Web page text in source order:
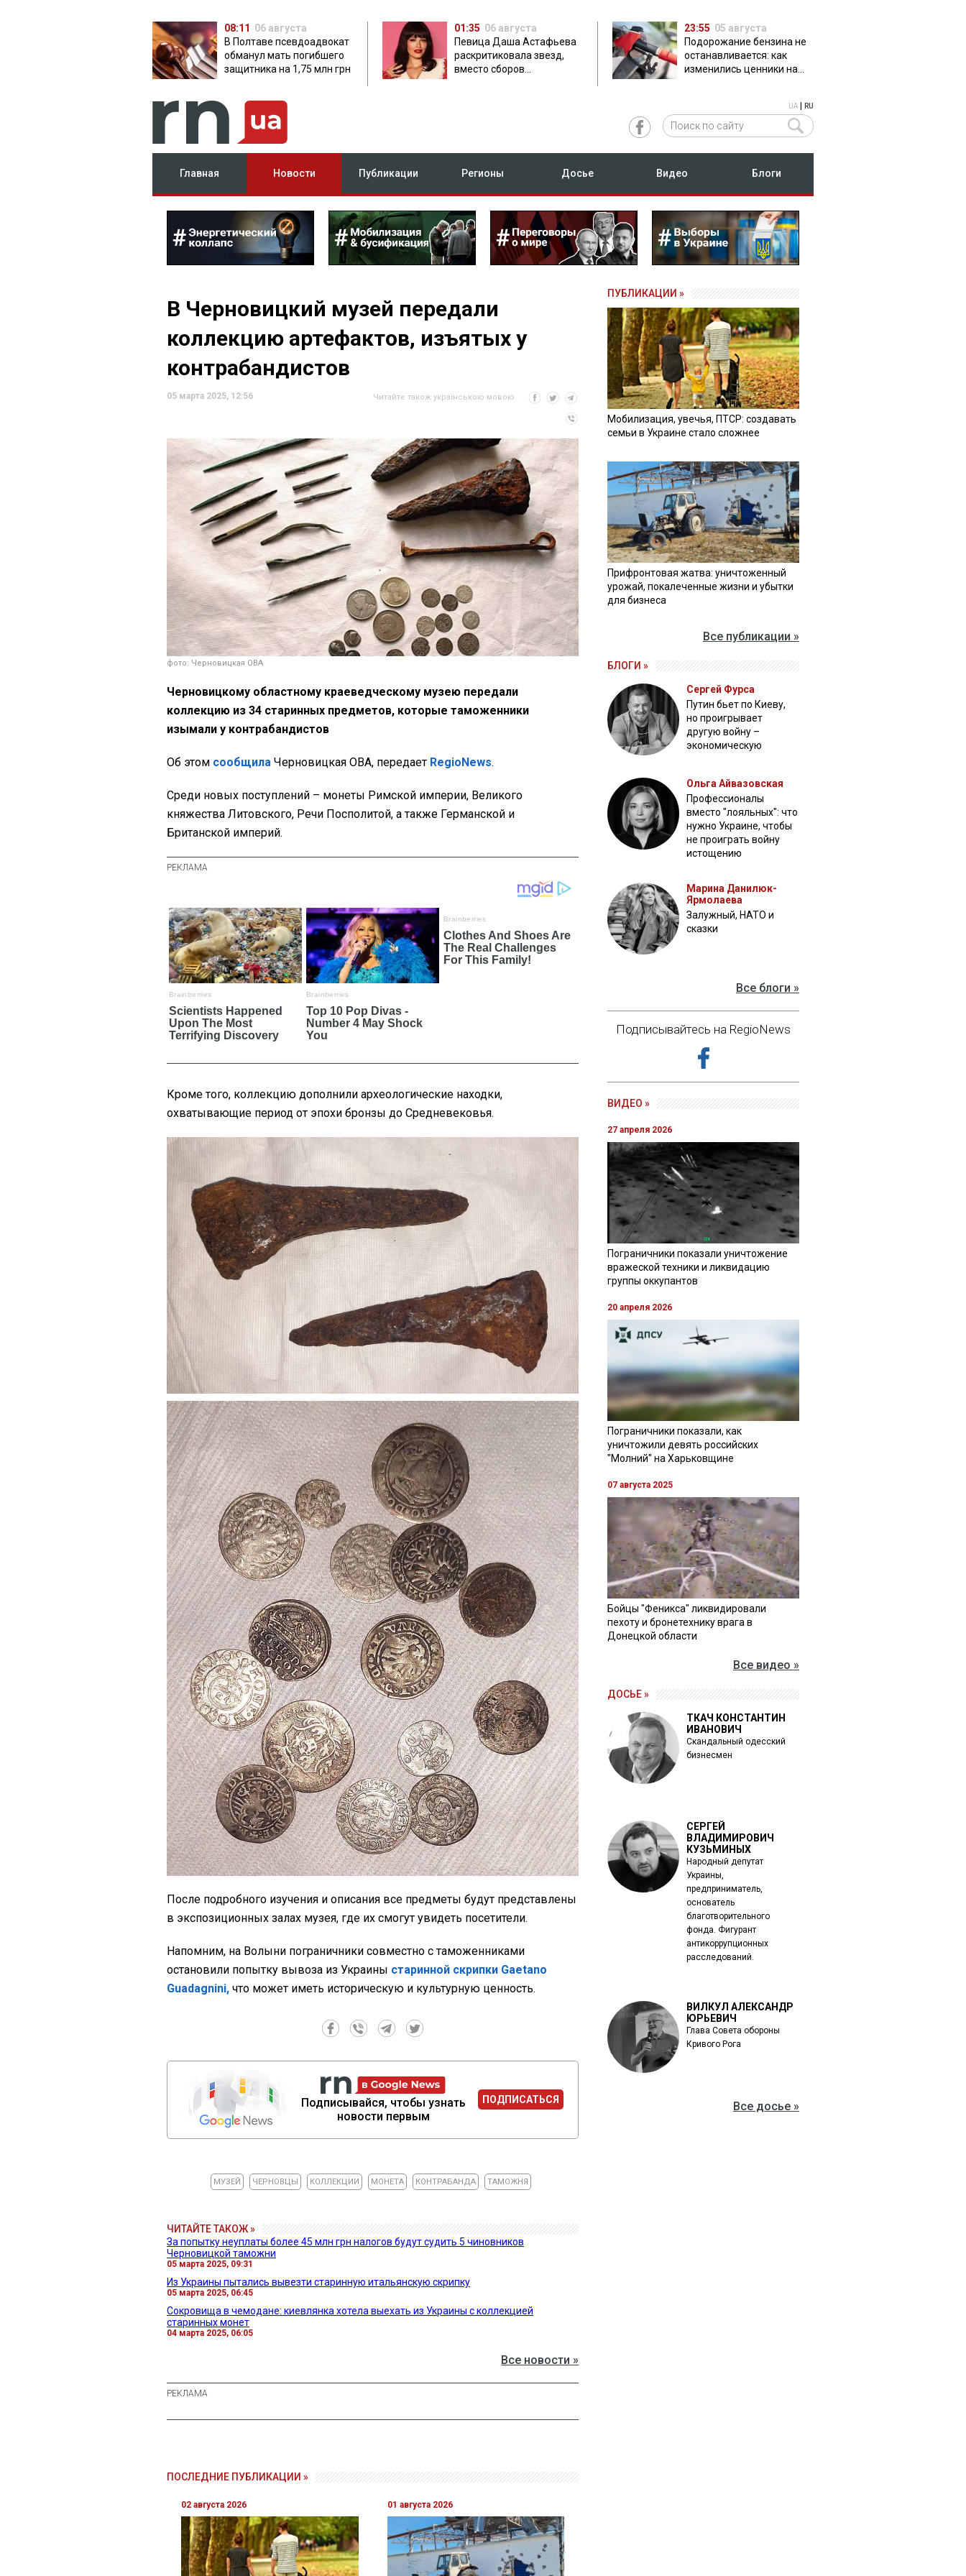
08:11 06 августа
В Полтаве псевдоадвокат
обманул мать погибшего
защитника на 1,75 млн грн
01:35 06 августа
Певица Даша Астафьева
раскритиковала звезд,
вместо сборов
23:55 05 августа
Подорожание бензина не
останавливается: как
изменились ценники на
UA RU
Главная Новости Публикации Регионы Досье Видео Блоги
В Черновицкий музей передали
коллекцию артефактов, изъятых у
контрабандистов
05 марта 2025, 12:56 Читайте також українською мовою
фото: Черновицкая ОВА
Черновицкому областному краеведческому музею передали
коллекцию из 34 старинных предметов, которые таможенники
изымали у контрабандистов
Об этом сообщила Черновицкая ОВА, передает RegioNews.
Среди новых поступлений – монеты Римской империи, Великого
княжества Литовского, Речи Посполитой, а также Германской и
Британской империй.
Кроме того, коллекцию дополнили археологические находки,
охватывающие период от эпохи бронзы до Средневековья.
После подробного изучения и описания все предметы будут представлены
в экспозиционных залах музея, где их смогут увидеть посетители.
Напомним, на Волыни пограничники совместно с таможенниками
остановили попытку вывоза из Украины старинной скрипки Gaetano
Guadagnini, что может иметь историческую и культурную ценность.
Подписывайся, чтобы узнать
новости первым
ПОДПИСАТЬСЯ
МУЗЕЙ ЧЕРНОВЦЫ КОЛЛЕКЦИИ МОНЕТА КОНТРАБАНДА ТАМОЖНЯ
ЧИТАЙТЕ ТАКОЖ »
За попытку неуплаты более 45 млн грн налогов будут судить 5 чиновников
Черновицкой таможни
05 марта 2025, 09:31
Из Украины пытались вывезти старинную итальянскую скрипку
05 марта 2025, 06:45
Сокровища в чемодане: киевлянка хотела выехать из Украины с коллекцией
старинных монет
04 марта 2025, 06:05
Все новости »
ПОСЛЕДНИЕ ПУБЛИКАЦИИ »
02 августа 2026 01 августа 2026
ПУБЛИКАЦИИ »
Мобилизация, увечья, ПТСР: создавать
семьи в Украине стало сложнее
Прифронтовая жатва: уничтоженный
урожай, покалеченные жизни и убытки
для бизнеса
Все публикации »
БЛОГИ »
Сергей Фурса
Путин бьет по Киеву,
но проигрывает
другую войну –
экономическую
Ольга Айвазовская
Профессионалы
вместо "лояльных": что
нужно Украине, чтобы
не проиграть войну
истощению
Марина Данилюк-
Ярмолаева
Залужный, НАТО и
сказки
Все блоги »
Подписывайтесь на RegioNews
ВИДЕО »
27 апреля 2026
Пограничники показали уничтожение
вражеской техники и ликвидацию
группы оккупантов
20 апреля 2026
Пограничники показали, как
уничтожили девять российских
"Молний" на Харьковщине
07 августа 2025
Бойцы "Феникса" ликвидировали
пехоту и бронетехнику врага в
Донецкой области
Все видео »
ДОСЬЕ »
ТКАЧ КОНСТАНТИН
ИВАНОВИЧ
Скандальный одесский
бизнесмен
СЕРГЕЙ
ВЛАДИМИРОВИЧ
КУЗЬМИНЫХ
Народный депутат
Украины,
предприниматель,
основатель
благотворительного
фонда. Фигурант
антикоррупционных
расследований.
ВИЛКУЛ АЛЕКСАНДР
ЮРЬЕВИЧ
Глава Совета обороны
Кривого Рога
Все досье »